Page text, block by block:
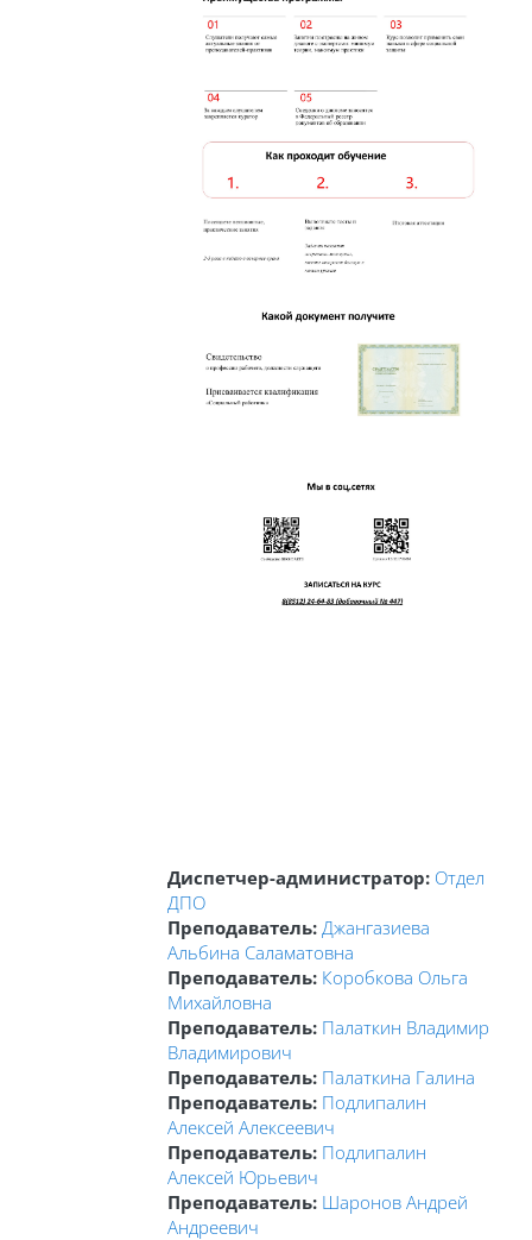
Диспетчер-администратор: Отдел
ДПО
Преподаватель: Джангазиева
Альбина Саламатовна
Преподаватель: Коробкова Ольга
Михайловна
Преподаватель: Палаткин Владимир
Владимирович
Преподаватель: Палаткина Галина
Преподаватель: Подлипалин
Алексей Алексеевич
Преподаватель: Подлипалин
Алексей Юрьевич
Преподаватель: Шаронов Андрей
Андреевич